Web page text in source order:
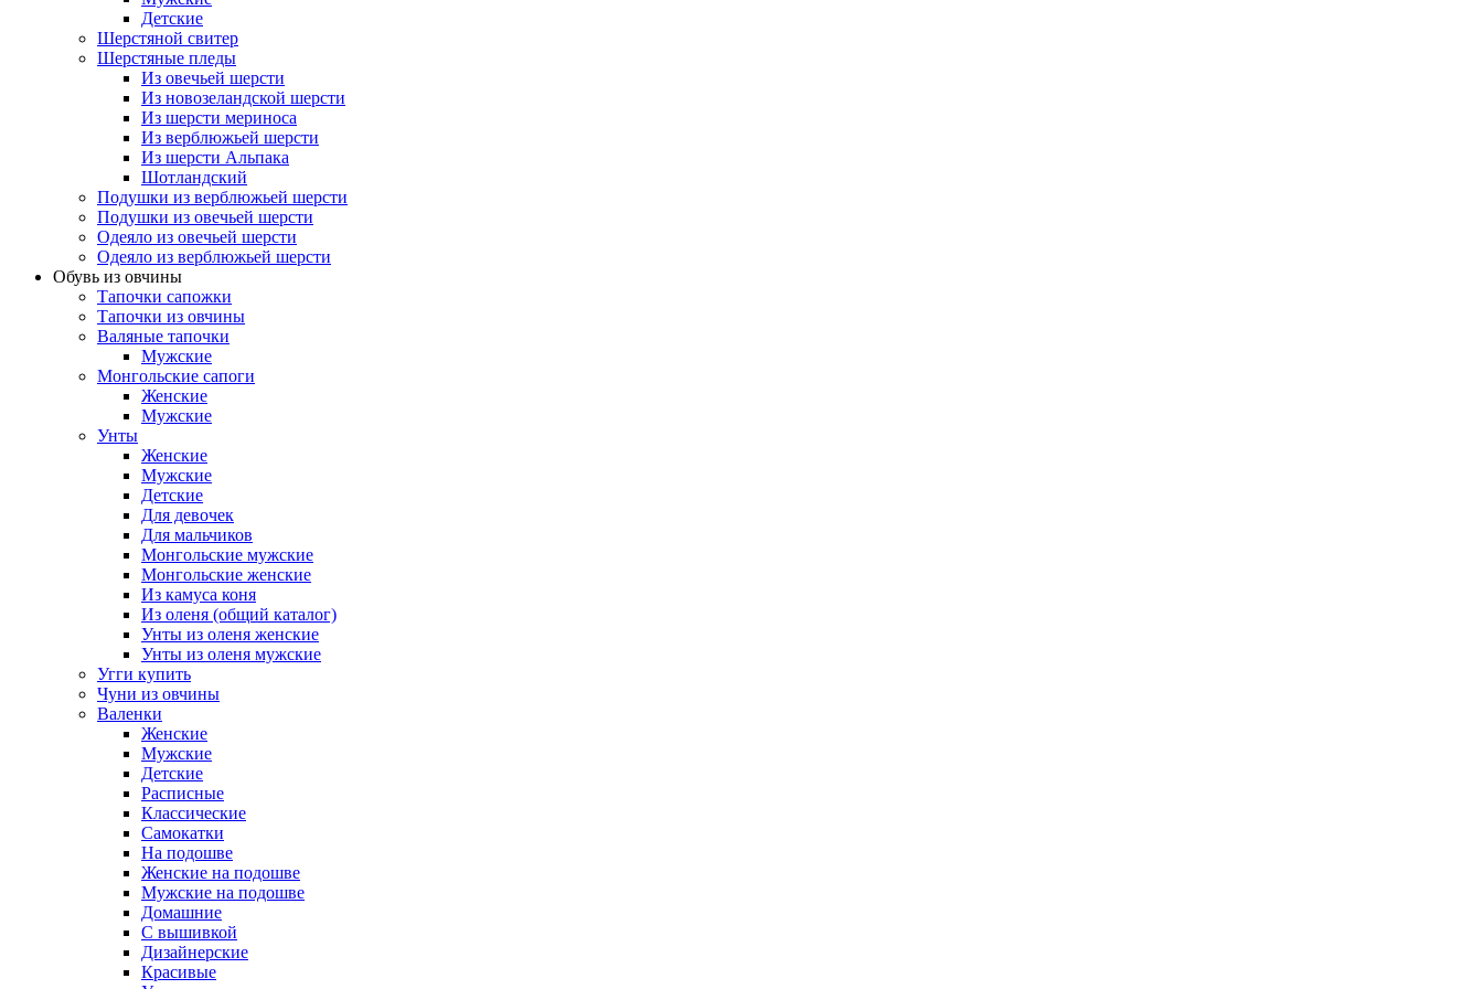
Детские
Шерстяной свитер
Шерстяные пледы
Из овечьей шерсти
Из новозеландской шерсти
Из шерсти мериноса
Из верблюжьей шерсти
Из шерсти Альпака
Шотландский
Подушки из верблюжьей шерсти
Подушки из овечьей шерсти
Одеяло из овечьей шерсти
Одеяло из верблюжьей шерсти
Обувь из овчины
Тапочки сапожки
Тапочки из овчины
Валяные тапочки
Мужские
Монгольские сапоги
Женские
Мужские
Унты
Женские
Мужские
Детские
Для девочек
Для мальчиков
Монгольские мужские
Монгольские женские
Из камуса коня
Из оленя (общий каталог)
Унты из оленя женские
Унты из оленя мужские
Угги купить
Чуни из овчины
Валенки
Женские
Мужские
Детские
Расписные
Классические
Самокатки
На подошве
Женские на подошве
Мужские на подошве
Домашние
С вышивкой
Дизайнерские
Красивые